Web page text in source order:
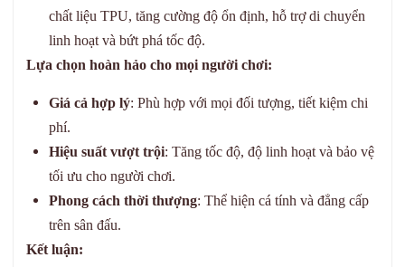
chất liệu TPU, tăng cường độ ổn định, hỗ trợ di chuyển
linh hoạt và bứt phá tốc độ.
Lựa chọn hoàn hảo cho mọi người chơi:
Giá cả hợp lý: Phù hợp với mọi đối tượng, tiết kiệm chi
phí.
Hiệu suất vượt trội: Tăng tốc độ, độ linh hoạt và bảo vệ
tối ưu cho người chơi.
Phong cách thời thượng: Thể hiện cá tính và đẳng cấp
trên sân đấu.
Kết luận: